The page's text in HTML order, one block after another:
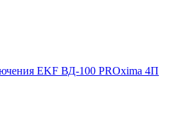
EKF ВД-100 PROxima 4П